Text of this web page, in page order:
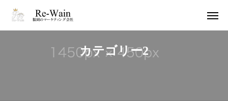
カテゴリー2